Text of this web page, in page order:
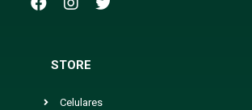
STORE
Celulares